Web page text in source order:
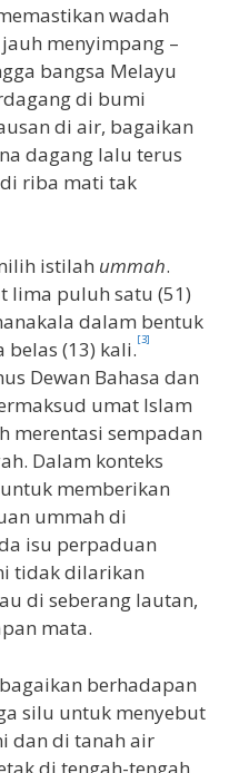
wadah
menyimpang –
bangsa Melayu
di bumi
di air, bagaikan
dagang lalu terus
riba mati tak
istilah ummah.
lima puluh satu (51)
dalam bentuk
(13) kali.[3]
Dewan Bahasa dan
umat Islam
merentasi sempadan
Dalam konteks
memberikan
ummah di
isu perpaduan
tidak dilarikan
di seberang lautan,
mata.
berhadapan
silu untuk menyebut
dan di tanah air
di tengah-tengah